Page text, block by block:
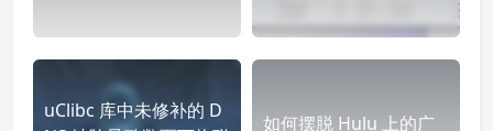
uClibc 库中未修补的 D
如何摆脱 Hulu 上的广